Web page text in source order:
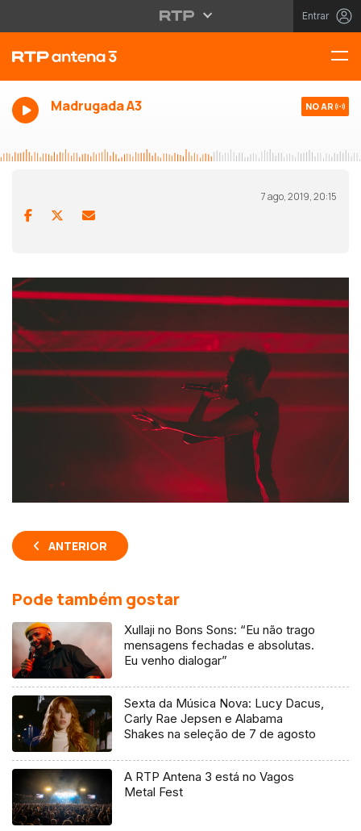
Entrar
Madrugada A3 NO AR
7 ago, 2019, 20:15
ANTERIOR
Pode também gostar
Xullaji no Bons Sons: “Eu não trago
mensagens fechadas e absolutas.
Eu venho dialogar”
Sexta da Música Nova: Lucy Dacus,
Carly Rae Jepsen e Alabama
Shakes na seleção de 7 de agosto
A RTP Antena 3 está no Vagos
Metal Fest